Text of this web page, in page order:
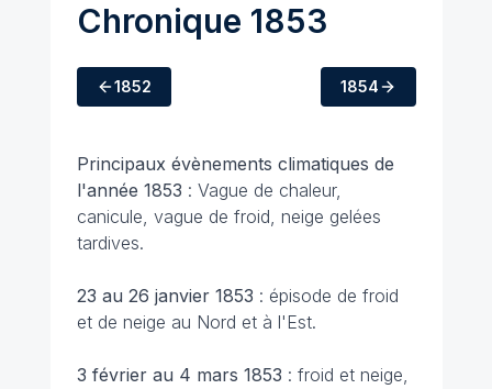
Chronique 1853
1852 1854
Principaux évènements climatiques de
l'année 1853 : Vague de chaleur,
canicule, vague de froid, neige gelées
tardives.
23 au 26 janvier 1853 : épisode de froid
et de neige au Nord et à l'Est.
3 février au 4 mars 1853 : froid et neige,